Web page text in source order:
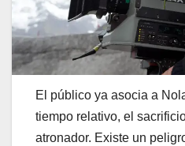
El público ya asocia a
tiempo relativo, el
atronador. Existe un